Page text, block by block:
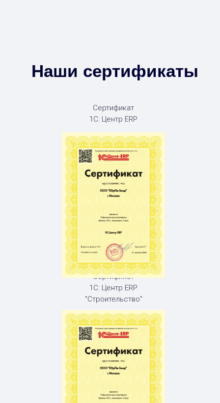
Наши сертификаты
Сертификат
1С: Центр ERP
Сертификат
1С: Центр ERP
"Строительство"